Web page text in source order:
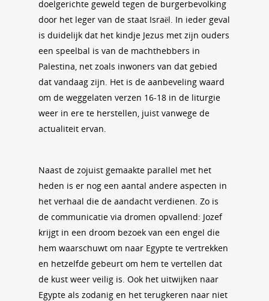
doelgerichte geweld tegen de burgerbevolking
door het leger van de staat Israël. In ieder geval
is duidelijk dat het kindje Jezus met zijn ouders
een speelbal is van de machthebbers in
Palestina, net zoals inwoners van dat gebied
dat vandaag zijn. Het is de aanbeveling waard
om de weggelaten verzen 16-18 in de liturgie
weer in ere te herstellen, juist vanwege de
actualiteit ervan.
Naast de zojuist gemaakte parallel met het
heden is er nog een aantal andere aspecten in
het verhaal die de aandacht verdienen. Zo is
de communicatie via dromen opvallend: Jozef
krijgt in een droom bezoek van een engel die
hem waarschuwt om naar Egypte te vertrekken
en hetzelfde gebeurt om hem te vertellen dat
de kust weer veilig is. Ook het uitwijken naar
Egypte als zodanig en het terugkeren naar niet